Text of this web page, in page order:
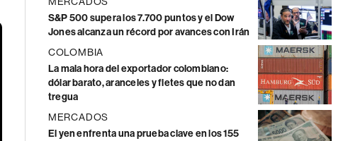
S&P 500 supera los 7.700 puntos y el Dow
Jones alcanza un récord por avances con Irán
COLOMBIA
La mala hora del exportador colombiano:
dólar barato, aranceles y fletes que no dan
tregua
MERCADOS
El yen enfrenta una prueba clave en los 155